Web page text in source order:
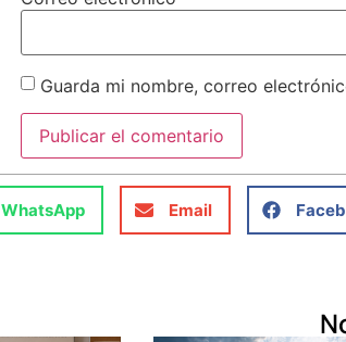
Guarda mi nombre, correo
WhatsApp Email